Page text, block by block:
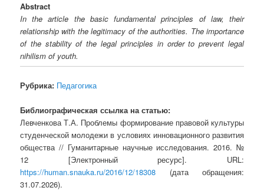
Abstract
In the article the basic fundamental principles of law, their
relationship with the legitimacy of the authorities. The importance
of the stability of the legal principles in order to prevent legal
nihilism of youth.
Рубрика: Педагогика
Библиографическая ссылка на статью:
Левченкова Т.А. Проблемы формирование правовой культуры
студенческой молодежи в условиях инновационного развития
общества // Гуманитарные научные исследования. 2016. №
12 [Электронный ресурс]. URL:
https://human.snauka.ru/2016/12/18308 (дата обращения:
31.07.2026).